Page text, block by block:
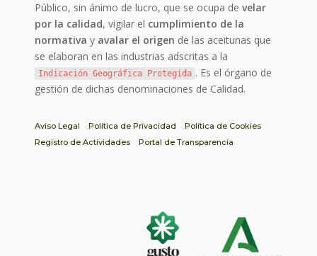
Público, sin ánimo de lucro, que se ocupa develar
por la calidad, vigilar el cumplimiento de la
normativa y avalar el origen de las aceitunas que
se elaboran en las industrias adscritas a la
Indicación Geográfica Protegida . Es el órgano de
gestión de dichas denominaciones de Calidad.
Aviso Legal Política de Privacidad
Política de Cookies
Registro de Actividades
Portal de Transparencia